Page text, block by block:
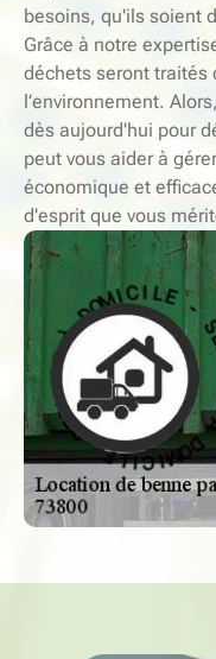
besoins, qu'ils soient
Grâce à notre
déchets seront traités
l’environnement.
dès aujourd'hui pour
peut vous aider à
économique et
d'esprit que vous
S
E
R
V
I
C
E
À
D
O
M
IC
ILE - SER
V
C
I
L
E
-